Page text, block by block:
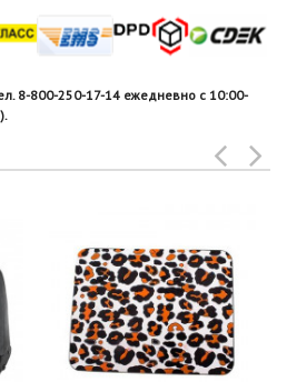
8-800-250-17-14 ежедневно с 10:00-